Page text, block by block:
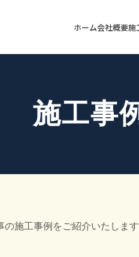
ホーム会社概要施
施工事
施工事例をご紹介いたします